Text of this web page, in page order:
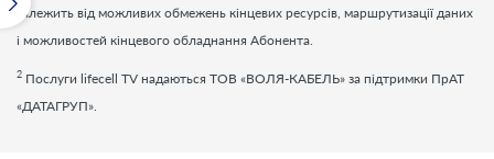
залежить від можливих обмежень кінцевих ресурсів, маршрутизації даних
і можливостей кінцевого обладнання Абонента.
2 Послуги lifecell TV надаються ТОВ «ВОЛЯ-КАБЕЛЬ» за підтримки ПрАТ
«ДАТАГРУП».